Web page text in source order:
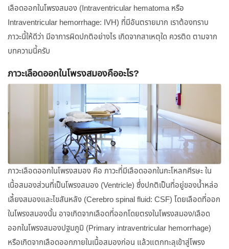
เลือดออกในโพรงสมอง (Intraventricular hematoma หรือ
Intraventricular hemorrhage: IVH) ที่มีอันตรายมาก เราต้องทราบ
ภาวะนี้ให้ดีว่า มีอาการผิดปกติอย่างไร เกิดจากสาเหตุใด ควรติด ตามจาก
บทความนี้ครับ
ภาวะเลือดออกในโพรงสมองคืออะไร?
ภาวะเลือดออกในโพรงสมอง คือ ภาวะที่มีเลือดออกในกะโหลกศีรษะ ใน
เนื้อสมองส่วนที่เป็นโพรงสมอง (Ventricle) ซึ่งปกติเป็นที่อยู่ของน้ำหล่อ
เลี้ยงสมองและไขสันหลัง (Cerebro spinal fluid: CSF) โดยเลือดที่ออก
ในโพรงสมองนั้น อาจเกิดจากเลือดที่ออกโดยตรงในโพรงสมอง/เลือด
ออกในโพรงสมองปฐมภูมิ (Primary intraventricular hemorrhage)
หรือเกิดจากเลือดออกภายในเนื้อสมองก่อน แล้วแตกทะลุเข้าสู่โพรง